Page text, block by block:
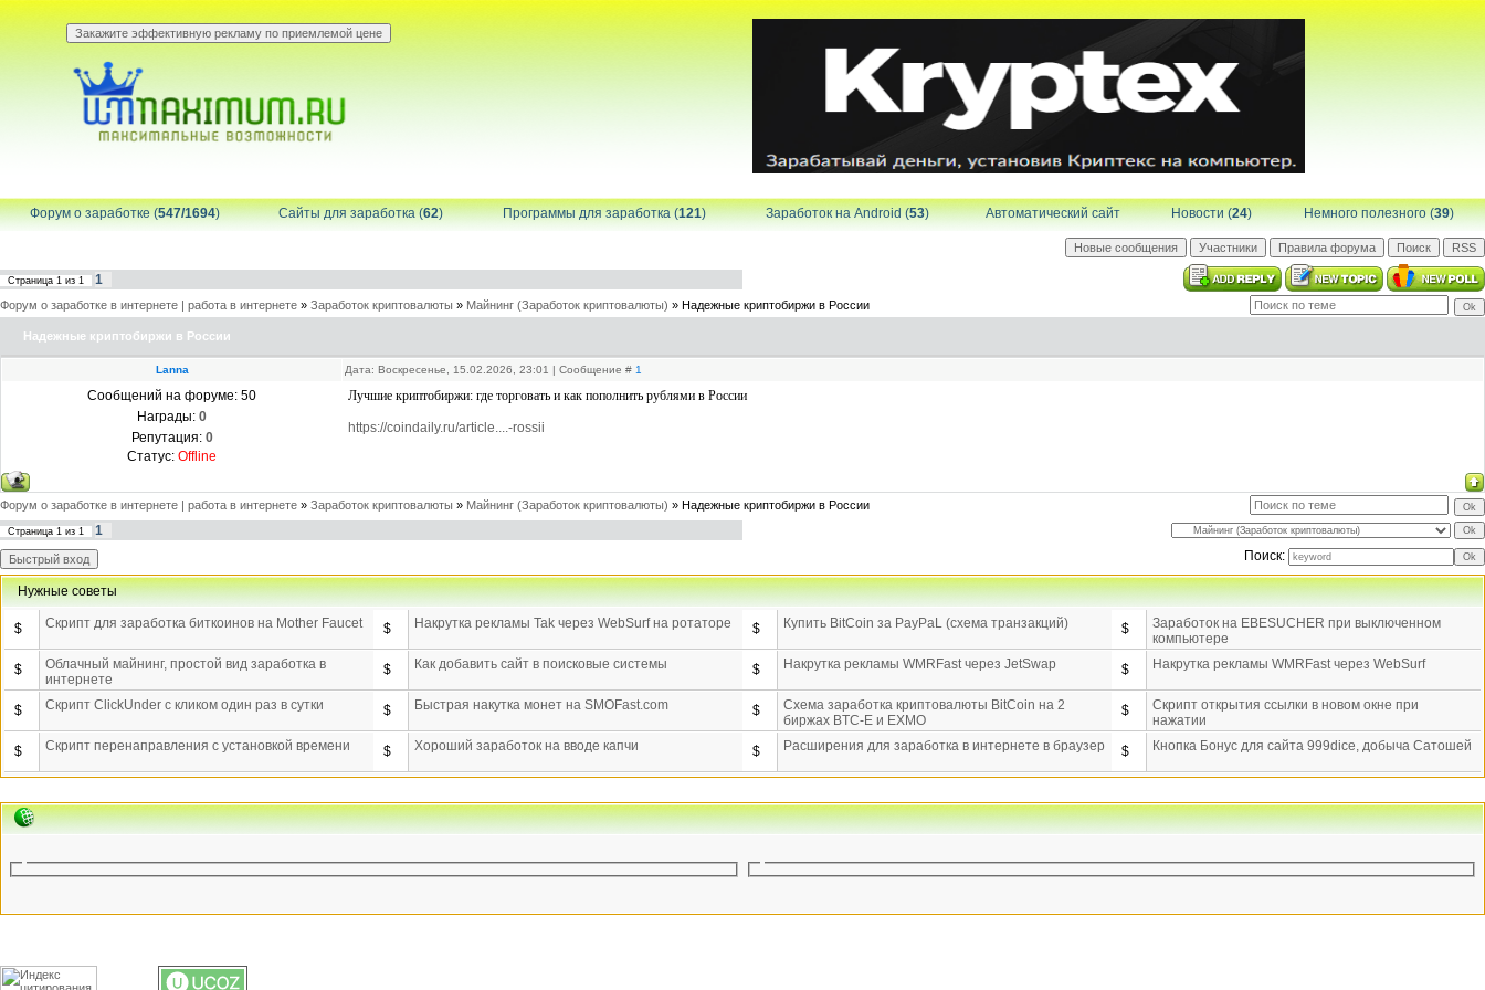
Форум о заработке (547/1694) Сайты для заработка (62) Программы для заработка (121) Заработок на Android (53) Автоматический сайт Новости (24) Немного полезного (39)
Страница 1 из 1 1
Форум о заработке в интернете | работа в интернете » Заработок криптовалюты » Майнинг (Заработок криптовалюты) » Надежные криптобиржи в России
Надежные криптобиржи в России
Lanna Дата: Воскресенье, 15.02.2026, 23:01 | Сообщение # 1
Сообщений на форуме: 50
Награды: 0
Репутация: 0
Статус: Offline
Лучшие криптобиржи: где торговать и как пополнить рублями в России
https://coindaily.ru/article....-rossii
Форум о заработке в интернете | работа в интернете » Заработок криптовалюты » Майнинг (Заработок криптовалюты) » Надежные криптобиржи в России
Страница 1 из 1
1
Поиск:
Нужные советы
$ Скрипт для заработка биткоинов на Mother Faucet $ Накрутка рекламы Tak через WebSurf на ротаторе $ Купить BitCoin за PayPaL (схема транзакций) $
Заработок на EBESUCHER при выключенном
компьютере
$
Облачный майнинг, простой вид заработка в
интернете
$ Как добавить сайт в поисковые системы $ Накрутка рекламы WMRFast через JetSwap $ Накрутка рекламы WMRFast через WebSurf
$ Скрипт ClickUnder с кликом один раз в сутки $ Быстрая накутка монет на SMOFast.com $
Схема заработка криптовалюты BitCoin на 2
биржах BTC-E и EXMO
$
Скрипт открытия ссылки в новом окне при
нажатии
$
Скрипт перенаправления с установкой времени $ Хороший заработок на вводе капчи $ Расширения для заработка в интернете в браузер $ Кнопка Бонус для сайта 999dice, добыча Сатошей